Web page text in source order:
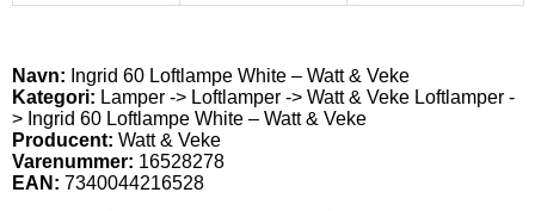
Navn: Ingrid 60 Loftlampe White – Watt & Veke
Kategori: Lamper -> Loftlamper -> Watt & Veke Loftlamper -
> Ingrid 60 Loftlampe White – Watt & Veke
Producent: Watt & Veke
Varenummer: 16528278
EAN: 7340044216528